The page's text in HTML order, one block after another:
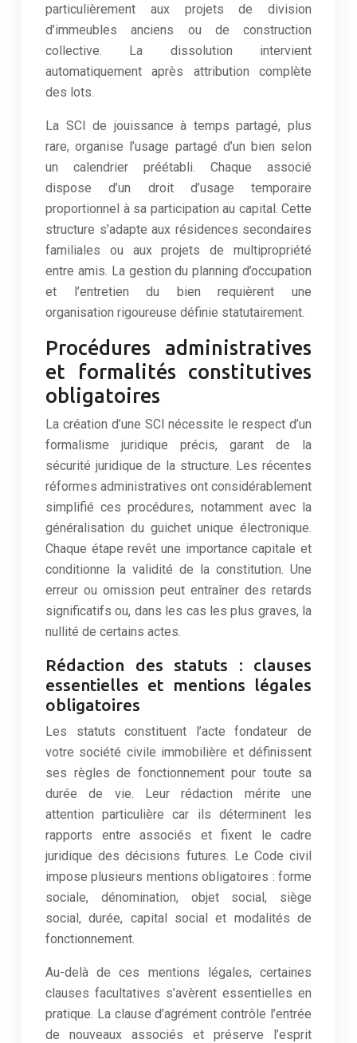
particulièrement aux projets de division
d’immeubles anciens ou de construction
collective. La dissolution intervient
automatiquement après attribution complète
des lots.
La SCI de jouissance à temps partagé, plus
rare, organise l’usage partagé d’un bien selon
un calendrier préétabli. Chaque associé
dispose d’un droit d’usage temporaire
proportionnel à sa participation au capital. Cette
structure s’adapte aux résidences secondaires
familiales ou aux projets de multipropriété
entre amis. La gestion du planning d’occupation
et l’entretien du bien requièrent une
organisation rigoureuse définie statutairement.
Procédures administratives
et formalités constitutives
obligatoires
La création d’une SCI nécessite le respect d’un
formalisme juridique précis, garant de la
sécurité juridique de la structure. Les récentes
réformes administratives ont considérablement
simplifié ces procédures, notamment avec la
généralisation du guichet unique électronique.
Chaque étape revêt une importance capitale et
conditionne la validité de la constitution. Une
erreur ou omission peut entraîner des retards
significatifs ou, dans les cas les plus graves, la
nullité de certains actes.
Rédaction des statuts : clauses
essentielles et mentions légales
obligatoires
Les statuts constituent l’acte fondateur de
votre société civile immobilière et définissent
ses règles de fonctionnement pour toute sa
durée de vie. Leur rédaction mérite une
attention particulière car ils déterminent les
rapports entre associés et fixent le cadre
juridique des décisions futures. Le Code civil
impose plusieurs mentions obligatoires : forme
sociale, dénomination, objet social, siège
social, durée, capital social et modalités de
fonctionnement.
Au-delà de ces mentions légales, certaines
clauses facultatives s’avèrent essentielles en
pratique. La clause d’agrément contrôle l’entrée
de nouveaux associés et préserve l’esprit